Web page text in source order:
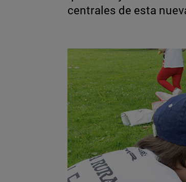
centrales de esta